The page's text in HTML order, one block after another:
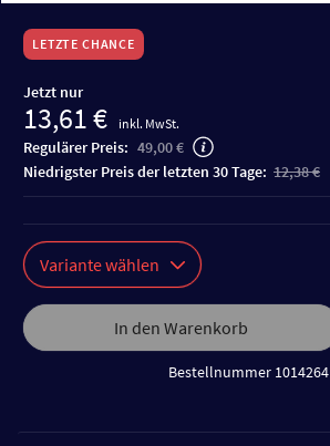
LETZTE CHANCE
Jetzt nur
13,61 € inkl. MwSt.
Regulärer Preis: 49,00 €
niedrigster Preis der letzten 30 Tage: 12,38 €
Variante wählen
In den Warenkorb
Bestellnummer 1014264